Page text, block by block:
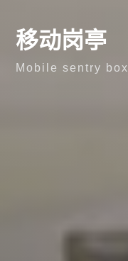
移动岗亭
Mobile sentry box